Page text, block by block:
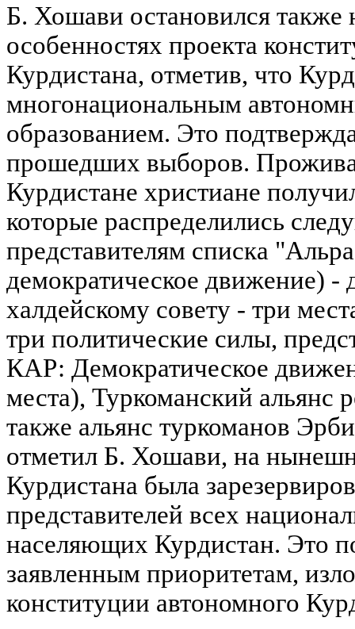
Б. Хошави остановился также
особенностях проекта
Курдистана, отметив, что
многонациональным
образованием. Это
прошедших выборов.
Курдистане христиане
которые распределились
представителям списка
демократическое движение) -
халдейскому совету - три
три политические силы,
КАР: Демократическое
места), Туркоманский альянс
также альянс туркоманов
отметил Б. Хошави, на
Курдистана была
представителей всех
населяющих Курдистан. Это
заявленным приоритетам,
конституции автономного